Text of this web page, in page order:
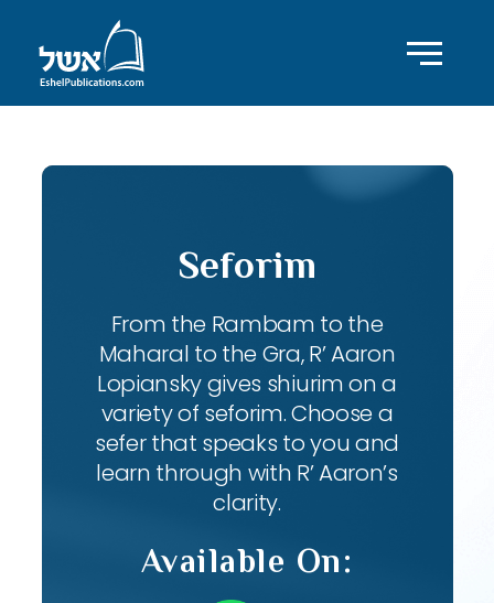
Seforim
From the Rambam to the
Maharal to the Gra, R’ Aaron
Lopiansky gives shiurim on a
variety of seforim. Choose a
sefer that speaks to you and
learn through with R’ Aaron’s
clarity.
Available On: